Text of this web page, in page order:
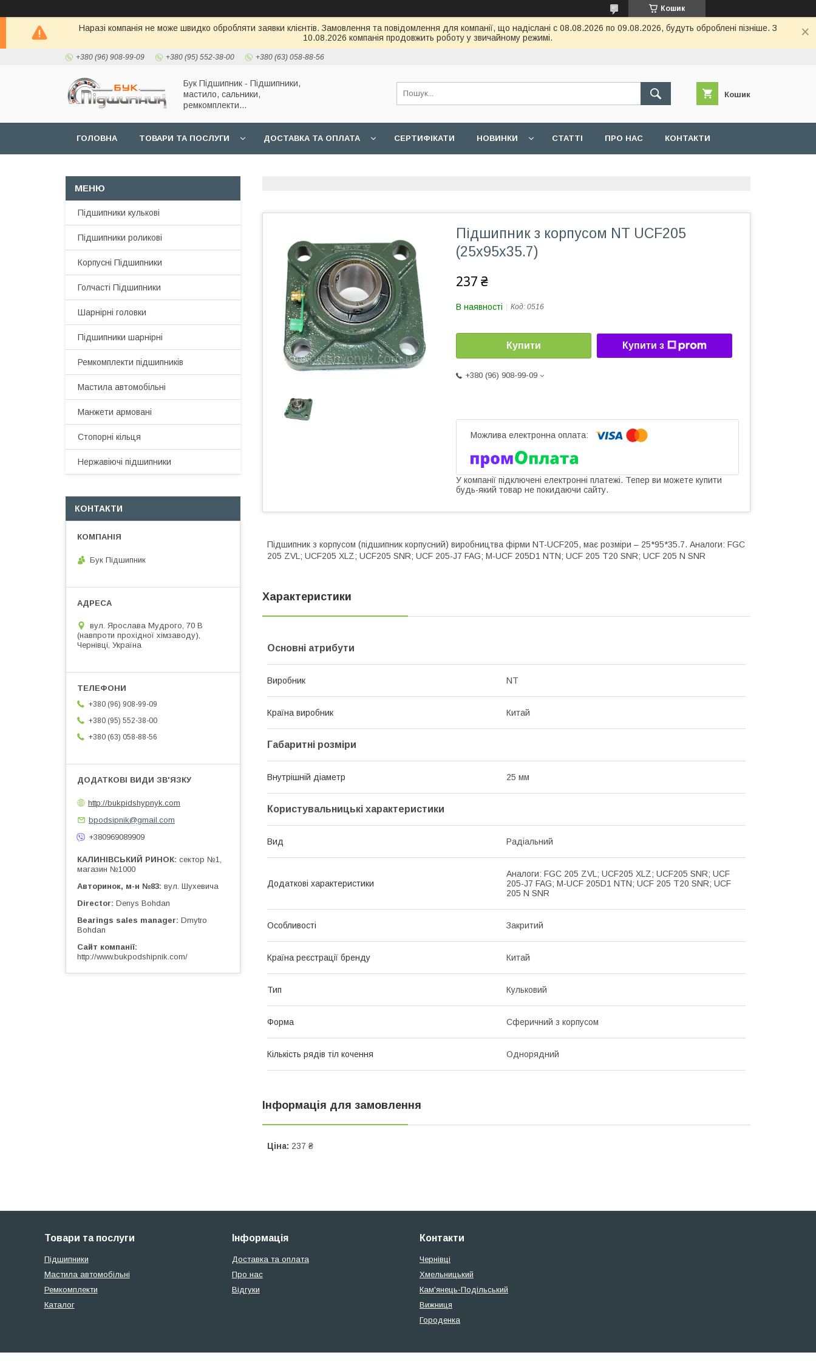
Кошик
Наразі компанія не може швидко обробляти заявки клієнтів. Замовлення та повідомлення для компанії, що надіслані с 08.08.2026 по 09.08.2026, будуть оброблені пізніше. З
10.08.2026 компанія продовжить роботу у звичайному режимі.
+380 (96) 908-99-09 +380 (95) 552-38-00 +380 (63) 058-88-56
Бук Підшипник - Підшипники,
мастило, сальники,
ремкомплекти...
Кошик
ГОЛОВНА ТОВАРИ ТА ПОСЛУГИ ДОСТАВКА ТА ОПЛАТА СЕРТИФІКАТИ НОВИНКИ СТАТТІ ПРО НАС КОНТАКТИ
Підшипник з корпусом NT UCF205
(25x95x35.7)
237 ₴
В наявності Код: 0516
Купити Купити з
+380 (96) 908-99-09
У компанії підключені електронні платежі. Тепер ви можете купити
будь-який товар не покидаючи сайту.
Підшипник з корпусом (підшипник корпусний) виробництва фірми NT-UCF205, має розміри – 25*95*35.7. Аналоги: FGC
205 ZVL; UCF205 XLZ; UCF205 SNR; UCF 205-J7 FAG; M-UCF 205D1 NTN; UCF 205 T20 SNR; UCF 205 N SNR
Характеристики
Основні атрибути
Виробник NT
Країна виробник Китай
Габаритні розміри
Внутрішній діаметр 25 мм
Користувальницькі характеристики
Вид Радіальний
Додаткові характеристики
Аналоги: FGC 205 ZVL; UCF205 XLZ; UCF205 SNR; UCF
205-J7 FAG; M-UCF 205D1 NTN; UCF 205 T20 SNR; UCF
205 N SNR
Особливості Закритий
Країна реєстрації бренду Китай
Тип Кульковий
Форма Сферичний з корпусом
Кількість рядів тіл кочення Однорядний
Інформація для замовлення
Ціна: 237 ₴
Підшипники кулькові
Підшипники роликові
Корпусні Підшипники
Голчасті Підшипники
Шарнірні головки
Підшипники шарнірні
Ремкомплекти підшипників
Мастила автомобільні
Манжети армовані
Стопорні кільця
Нержавіючі підшипники
КОНТАКТИ
Бук Підшипник
вул. Ярослава Мудрого, 70 В
(навпроти прохідної хімзаводу),
Чернівці, Україна
+380 (96) 908-99-09
+380 (95) 552-38-00
+380 (63) 058-88-56
http://bukpidshypnyk.com
bpodsipnik@gmail.com
+380969089909
КАЛИНІВСЬКИЙ РИНОК сектор №1,
магазин №1000
Авторинок, м-н №83 вул. Шухевича
Director Denys Bohdan
Bearings sales manager Dmytro
Bohdan
Сайт компанії
http://www.bukpodshipnik.com/
Товари та послуги
Підшипники
Мастила автомобільні
Ремкомплекти
Каталог
Інформація
Доставка та оплата
Про нас
Відгуки
Контакти
Чернівці
Хмельницький
Кам'янець-Подільський
Вижниця
Городенка